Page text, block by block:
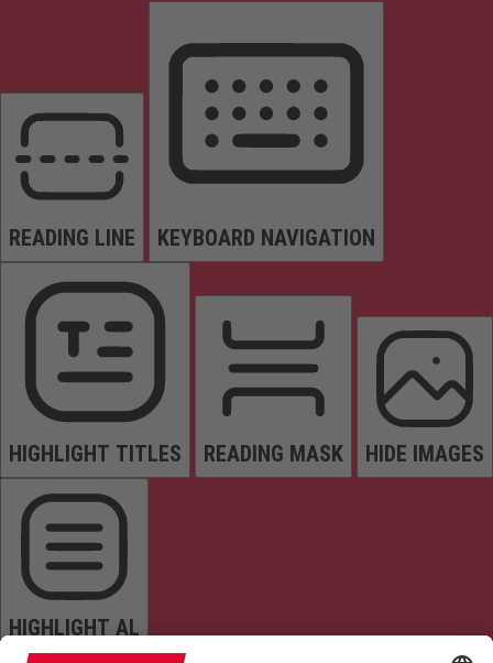
READING LINE KEYBOARD NAVIGATION
HIGHLIGHT TITLES READING MASK HIDE IMAGES
HIGHLIGHT AL